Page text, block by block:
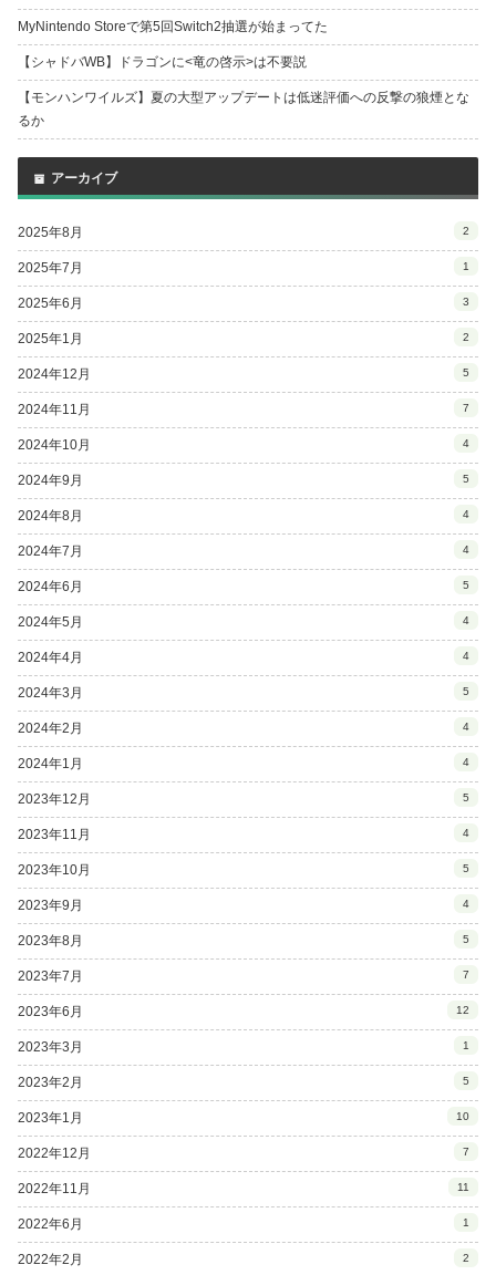
MyNintendo Storeで第5回Switch2抽選が始まってた
【シャドバWB】ドラゴンに<竜の啓示>は不要説
【モンハンワイルズ】夏の大型アップデートは低迷評価への反撃の狼煙とな
るか
アーカイブ
2025年8月 2
2025年7月 1
2025年6月 3
2025年1月 2
2024年12月 5
2024年11月 7
2024年10月 4
2024年9月 5
2024年8月 4
2024年7月 4
2024年6月 5
2024年5月 4
2024年4月 4
2024年3月 5
2024年2月 4
2024年1月 4
2023年12月 5
2023年11月 4
2023年10月 5
2023年9月 4
2023年8月 5
2023年7月 7
2023年6月 12
2023年3月 1
2023年2月 5
2023年1月 10
2022年12月 7
2022年11月 11
2022年6月 1
2022年2月 2